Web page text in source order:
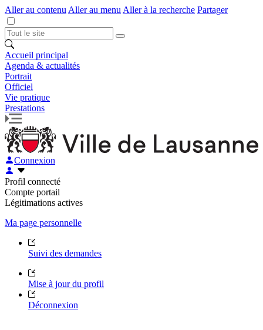
Aller au contenu Aller au menu Aller à la recherche Partager
Accueil principal
Agenda & actualités
Portrait
Officiel
Vie pratique
Prestations
Connexion
Profil connecté
Compte portail
Légitimations actives
Ma page personnelle
Suivi des demandes
Mise à jour du profil
Déconnexion